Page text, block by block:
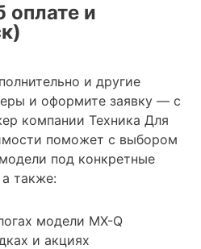
и
и другие
и оформите заявку — с
компании Техника Для
поможет с выбором
под конкретные
также:
модели MX-Q
и акциях